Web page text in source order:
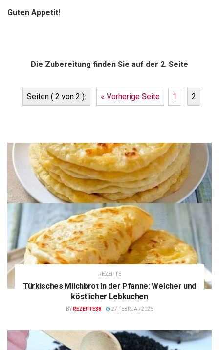
Guten Appetit!
Die Zubereitung finden Sie auf der 2. Seite
Seiten ( 2 von 2 ): « Vorherige Seite 1 2
REZEPTE
Türkisches Milchbrot in der Pfanne: Weicher und
köstlicher Lebkuchen
BY REZEPTE38 27 FEBRUAR 2026